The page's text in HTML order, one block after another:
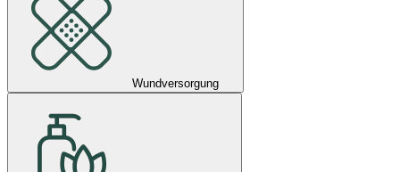
Wundversorgung